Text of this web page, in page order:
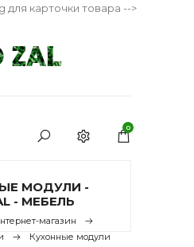
карточки товара -->
0
МОДУЛИ -
- МЕБЕЛЬ
магазин
Кухонные модули